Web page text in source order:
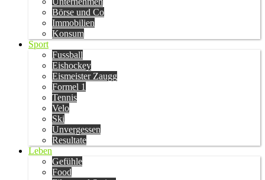
Börse und Co
Immobilien
Konsum
Sport
Fussball
Eishockey
Eismeister Zaugg
Formel 1
Tennis
Velo
Ski
Unvergessen
Resultate
Leben
Gefühle
Food